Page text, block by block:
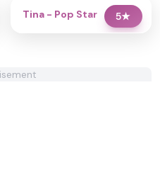
5★
Tina - Pop Star